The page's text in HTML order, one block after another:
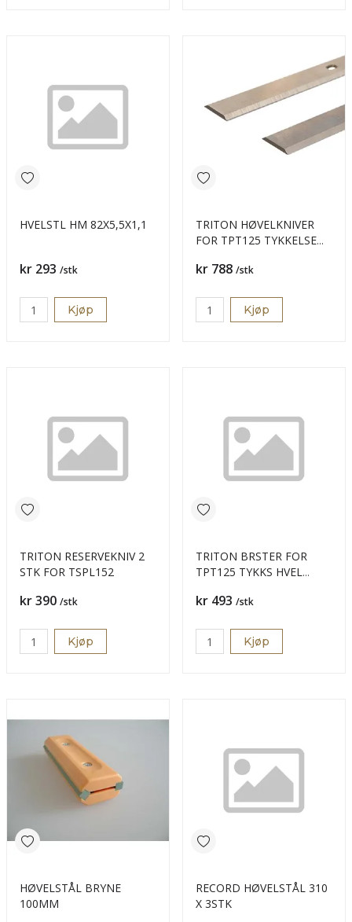
HVELSTL HM 82X5,5X1,1
Pris
kr 293 /stk
Kjøp
TRITON HØVELKNIVER
FOR TPT125 TYKKELSE
Pris
kr 788 /stk
Kjøp
TRITON RESERVEKNIV 2
STK FOR TSPL152
Pris
kr 390 /stk
Kjøp
TRITON BRSTER FOR
TPT125 TYKKS HVEL
Pris
kr 493 /stk
Kjøp
HØVELSTÅL BRYNE
100MM
RECORD HØVELSTÅL 310
X 3STK